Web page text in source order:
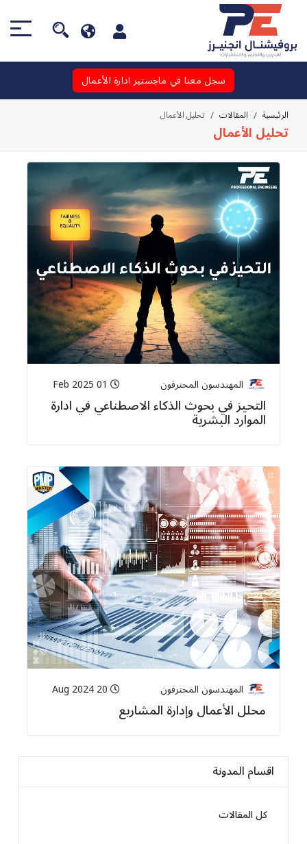
سجل معنا في ماجستير ادارة الأعمال
الرئيسية المقالات تحليل الأعمال
تحليل الأعمال
المهندسون المحترفون
التحيز في بحوث الذكاء الاصطناعي في ادارة
الموارد البشرية
المهندسون المحترفون
محلل الأعمال وإدارة المشاريع
اقسام المدونة
كل المقالات